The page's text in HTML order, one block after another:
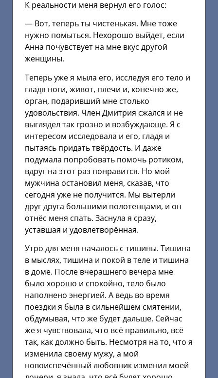
К реальности меня вернул его голос:
— Вот, теперь ты чистенькая. Мне тоже
нужно помыться. Нехорошо выйдет, если
Анна почувствует на мне вкус другой
женщины.
Теперь уже я мыла его, исследуя его тело и
гладя ноги, живот, плечи и, конечно же,
орган, подаривший мне столько
удовольствия. Член Дмитрия сжался и не
выглядел так грозно и возбуждающе. Я с
интересом исследовала и его, гладя и
пытаясь придать твёрдость. И даже
подумала попробовать помочь ротиком,
вдруг на этот раз понравится. Но мой
мужчина остановил меня, сказав, что
сегодня уже не получится. Мы вытерли
друг друга большими полотенцами, и он
отнёс меня спать. Заснула я сразу,
уставшая и удовлетворённая.
Утро для меня началось с тишины. Тишина
в мыслях, тишина и покой в теле и тишина
в доме. После вчерашнего вечера мне
было хорошо и спокойно, тело было
наполнено энергией. А ведь во время
поездки я была в сильнейшем смятении,
обдумывая, что же будет дальше. Сейчас
же я чувствовала, что всё правильно, всё
так, как должно быть. Несмотря на то, что я
изменила своему мужу, а мой
новоиспечённый любовник изменил моей